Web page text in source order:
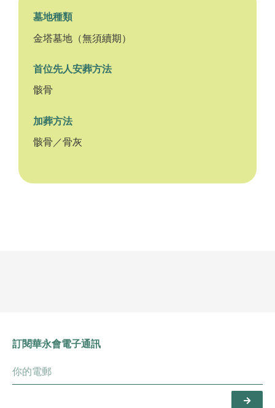
墓地種類
金塔墓地（無須續期）
首位先人安葬方法
骸骨
加葬方法
骸骨／骨灰
訂閱華永會電子通訊